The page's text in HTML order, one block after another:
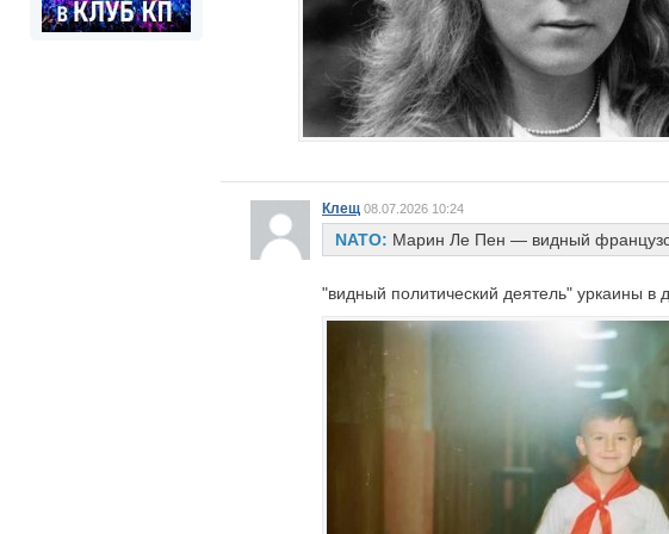
Клещ 08.07.2026 10:24
NATO: Марин Ле Пен — видный
"видный политический деятель" уркаины в